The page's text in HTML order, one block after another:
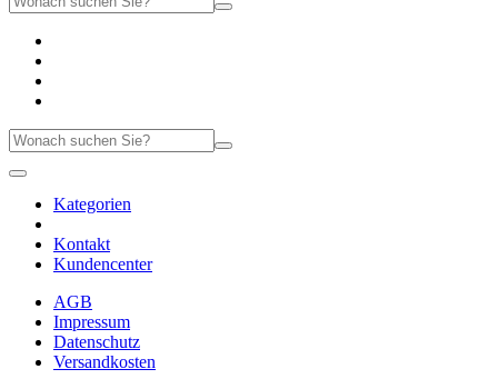
Kategorien
Kontakt
Kundencenter
AGB
Impressum
Datenschutz
Versandkosten